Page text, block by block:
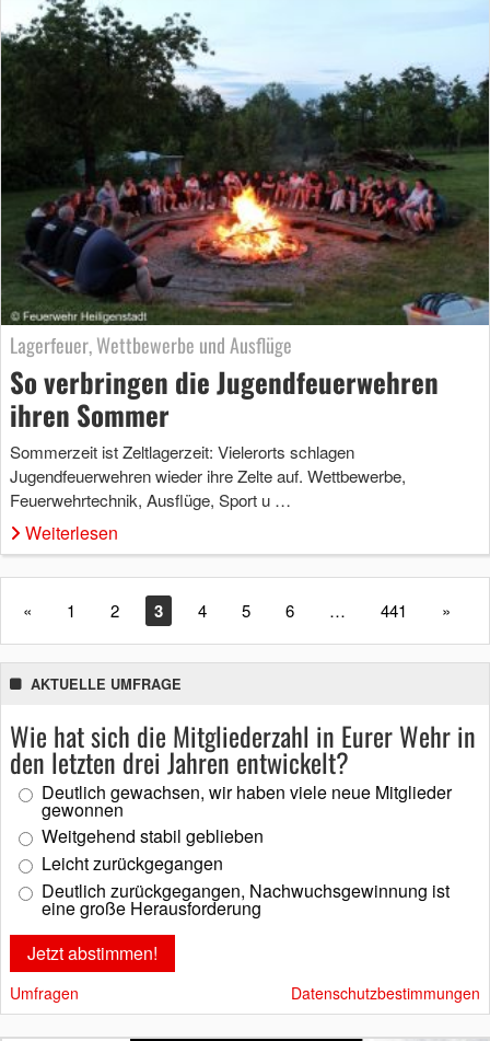
Lagerfeuer, Wettbewerbe und Ausflüge
So verbringen die Jugendfeuerwehren
ihren Sommer
Sommerzeit ist Zeltlagerzeit: Vielerorts schlagen
Jugendfeuerwehren wieder ihre Zelte auf. Wettbewerbe,
Feuerwehrtechnik, Ausflüge, Sport u …
Weiterlesen
« 1 2 3 4 5 6 … 441 »
AKTUELLE UMFRAGE
Wie hat sich die Mitgliederzahl in Eurer Wehr in
den letzten drei Jahren entwickelt?
Deutlich gewachsen, wir haben viele neue Mitglieder
gewonnen
Weitgehend stabil geblieben
Leicht zurückgegangen
Deutlich zurückgegangen, Nachwuchsgewinnung ist
eine große Herausforderung
Umfragen Datenschutzbestimmungen